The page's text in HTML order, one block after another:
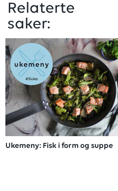
Relaterte
saker:
Ukemeny: Fisk i form og suppe